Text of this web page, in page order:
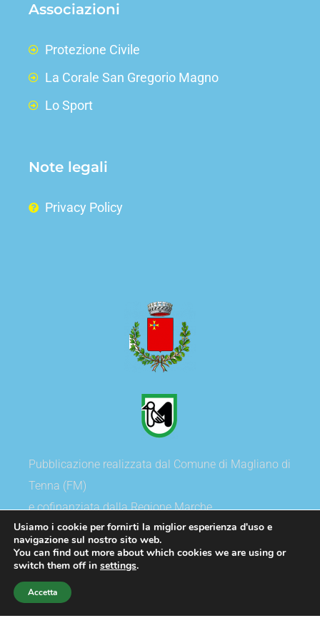
Associazioni
Protezione Civile
La Corale San Gregorio Magno
Lo Sport
Note legali
Privacy Policy
Pubblicazione realizzata dal Comune di Magliano di
Tenna (FM)
e cofinanziata dalla Regione Marche
Copyright©2020 Comune di Magliano di Tenna.
Usiamo i cookie per fornirti la miglior esperienza d'uso e
navigazione sul nostro sito web.
You can find out more about which cookies we are using or
switch them off in settings.
Accetta